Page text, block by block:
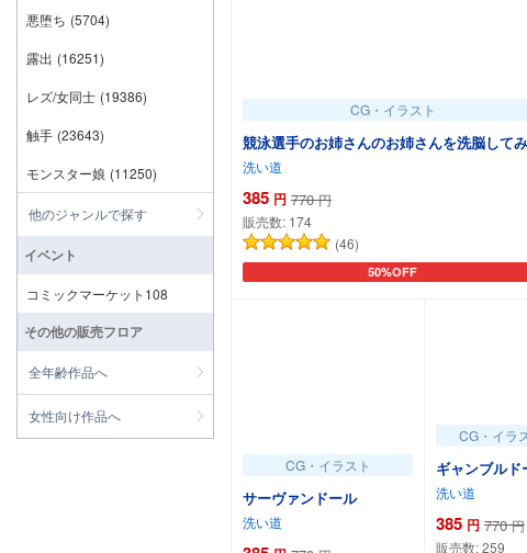
CG・イラスト
競泳選手のお姉さんのお姉さんを洗脳して
洗い道
385 円 770 円
販売数: 174
(46)
50%OFF
カートに追加
CG・イラスト
サーヴァンドール
洗い道
CG・イラ
ギャンブルド
洗い道
385 円 770 円
販売数:259
悪堕ち (5704)
露出 (16251)
レズ/女同士 (19386)
触手 (23643)
モンスター娘 (11250)
他のジャンルで探す
イベント
コミックマーケット108
その他の販売フロア
全年齢作品へ
女性向け作品へ